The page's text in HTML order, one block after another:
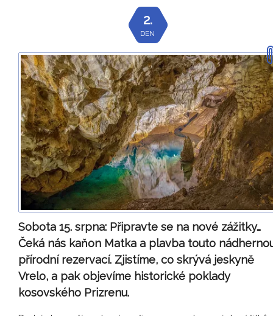
2.
DEN
Sobota 15. srpna: Připravte se na nové zážitky…
Čeká nás kaňon Matka a plavba touto
přírodní rezervací. Zjistíme, co skrývá jeskyně
Vrelo, a pak objevíme historické poklady
kosovského Prizrenu.